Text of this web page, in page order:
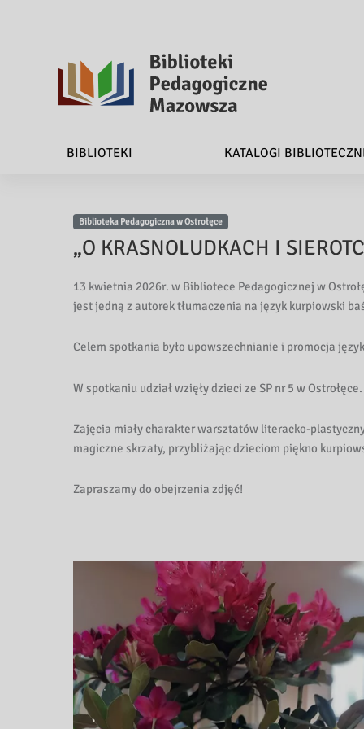
b
t
e
P
o
g
i
c
BIBLIOTEKI KATALOGI
Biblioteka Pedagogiczna w Ostrołęce
„O KRASNOLUDKACH I
13 kwietnia 2026r. w Bibliotece Pedagogicznej w
jest jedną z autorek tłumaczenia na język kurpiowski
Celem spotkania było upowszechnianie i promocja
W spotkaniu udział wzięły dzieci ze SP nr 5 w Ostrołęce.
Zajęcia miały charakter warsztatów literacko-
magiczne skrzaty, przybliżając dzieciom piękno
Zapraszamy do obejrzenia zdjęć!